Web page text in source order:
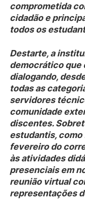
comprometida
cidadão e
todos os
Destarte, a
democrático que
dialogando,
todas as
servidores
comunidade
discentes.
estudantis,
fevereiro do
às atividades
presenciais em
reunião virtual
representações